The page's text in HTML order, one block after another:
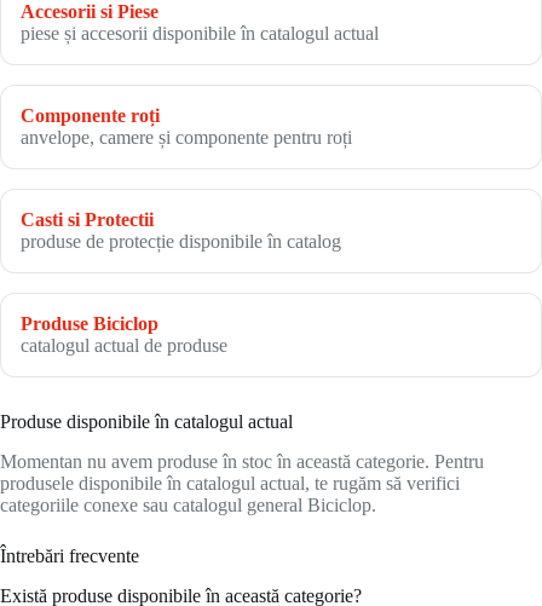
Accesorii si Piese
piese și accesorii disponibile în catalogul actual
Componente roți
anvelope, camere și componente pentru roți
Casti si Protectii
produse de protecție disponibile în catalog
Produse Biciclop
catalogul actual de produse
Produse disponibile în catalogul actual
Momentan nu avem produse în stoc în această categorie. Pentru
produsele disponibile în catalogul actual, te rugăm să verifici
categoriile conexe sau catalogul general Biciclop.
Întrebări frecvente
Există produse disponibile în această categorie?